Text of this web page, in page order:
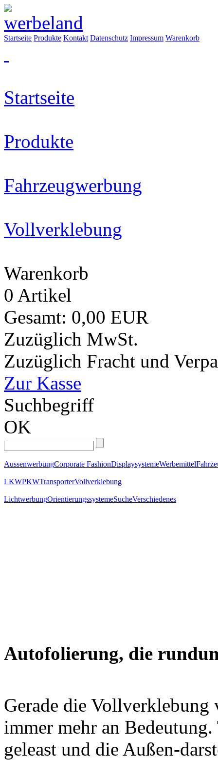
Startseite Produkte Kontakt Datenschutz Impressum Warenkorb
Startseite
Produkte
Fahrzeugwerbung
Vollverklebung
Warenkorb
0 Artikel
Gesamt: 0,00 EUR
Zuzüglich MwSt.
Zuzüglich Fracht und
Zur Kasse
Suchbegriff
OK
AussenwerbungCorporate FashionDisplaysystemeWerbemittel
LKWPKWTransporterVollverklebung
LichtwerbungOrientierungssystemeSucheVerschiedenes
Autofolierung, die
Gerade die Vollverklebung
immer mehr an
geleast und die Außen-